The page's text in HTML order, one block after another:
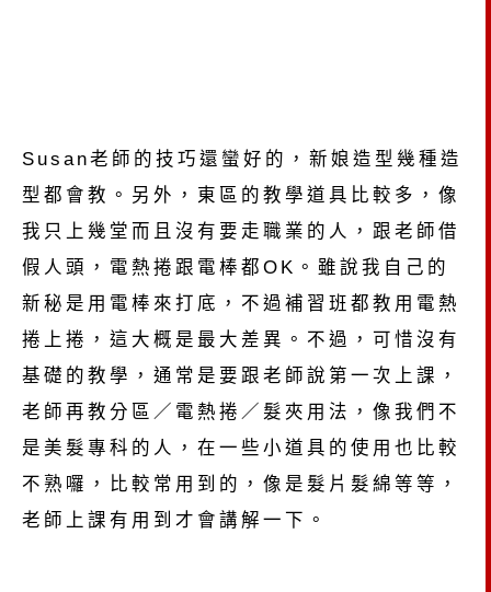
Susan老師的技巧還蠻好的，新娘造型幾種造
型都會教。另外，東區的教學道具比較多，像
我只上幾堂而且沒有要走職業的人，跟老師借
假人頭，電熱捲跟電棒都OK。雖說我自己的
新秘是用電棒來打底，不過補習班都教用電熱
捲上捲，這大概是最大差異。不過，可惜沒有
基礎的教學，通常是要跟老師說第一次上課，
老師再教分區／電熱捲／髮夾用法，像我們不
是美髮專科的人，在一些小道具的使用也比較
不熟囉，比較常用到的，像是髮片髮綿等等，
老師上課有用到才會講解一下。